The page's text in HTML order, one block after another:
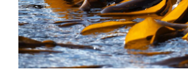
Funcionarios
Alumni